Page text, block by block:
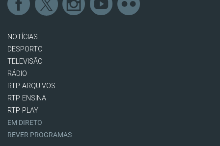
NOTÍCIAS
DESPORTO
TELEVISÃO
RÁDIO
RTP ARQUIVOS
RTP ENSINA
RTP PLAY
EM DIRETO
REVER PROGRAMAS